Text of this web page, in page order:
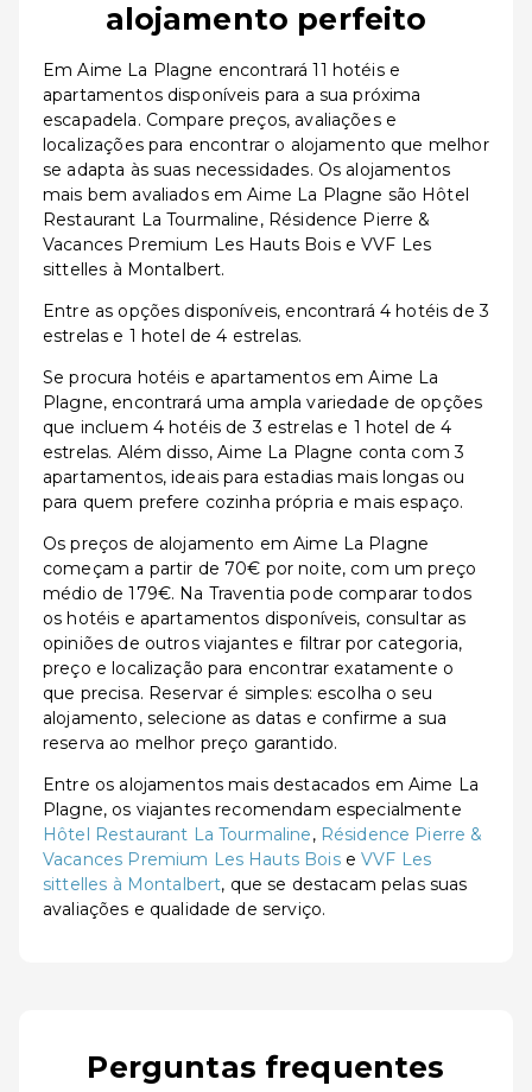
alojamento perfeito
Em Aime La Plagne encontrará 11 hotéis e
apartamentos disponíveis para a sua próxima
escapadela. Compare preços, avaliações e
localizações para encontrar o alojamento que melhor
se adapta às suas necessidades. Os alojamentos
mais bem avaliados em Aime La Plagne são Hôtel
Restaurant La Tourmaline, Résidence Pierre &
Vacances Premium Les Hauts Bois e VVF Les
sittelles à Montalbert.
Entre as opções disponíveis, encontrará 4 hotéis de 3
estrelas e 1 hotel de 4 estrelas.
Se procura hotéis e apartamentos em Aime La
Plagne, encontrará uma ampla variedade de opções
que incluem 4 hotéis de 3 estrelas e 1 hotel de 4
estrelas. Além disso, Aime La Plagne conta com 3
apartamentos, ideais para estadias mais longas ou
para quem prefere cozinha própria e mais espaço.
Os preços de alojamento em Aime La Plagne
começam a partir de 70€ por noite, com um preço
médio de 179€. Na Traventia pode comparar todos
os hotéis e apartamentos disponíveis, consultar as
opiniões de outros viajantes e filtrar por categoria,
preço e localização para encontrar exatamente o
que precisa. Reservar é simples: escolha o seu
alojamento, selecione as datas e confirme a sua
reserva ao melhor preço garantido.
Entre os alojamentos mais destacados em Aime La
Plagne, os viajantes recomendam especialmente
Hôtel Restaurant La Tourmaline, Résidence Pierre &
Vacances Premium Les Hauts BoiseVVF Les
sittelles à Montalbert, que se destacam pelas suas
avaliações e qualidade de serviço.
Perguntas frequentes